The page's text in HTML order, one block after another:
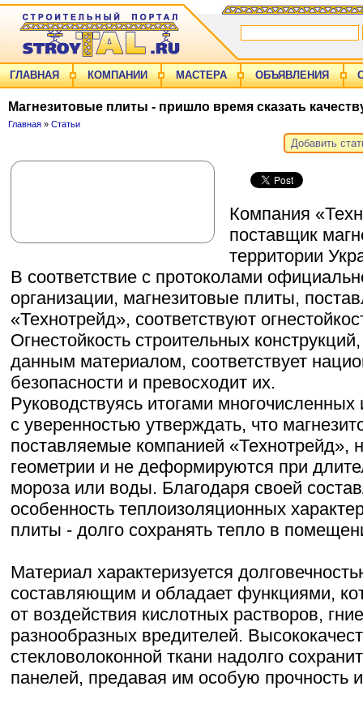
ГЛАВНАЯ КОМПАНИИ МАСТЕРА ОБЪЯВЛЕНИЯ
Магнезитовые плиты - пришло время сказать
Главная » Статьи
Добавить
Компания
поставщик
территории
В соответствие с протоколами
организации, магнезитовые плиты,
«Технотрейд», соответствуют
Огнестойкость строительных
данным материалом, соответствует
безопасности и превосходит их.
Руководствуясь итогами
с уверенностью утверждать, что
поставляемые компанией «Технотрейд»,
геометрии и не деформируются при
мороза или воды. Благодаря своей
особенность теплоизоляционных
плиты - долго сохранять тепло в
Материал характеризуется
составляющим и обладает функциями,
от воздействия кислотных растворов,
разнообразных вредителей.
стекловолоконной ткани надолго
панелей, предавая им особую прочность и